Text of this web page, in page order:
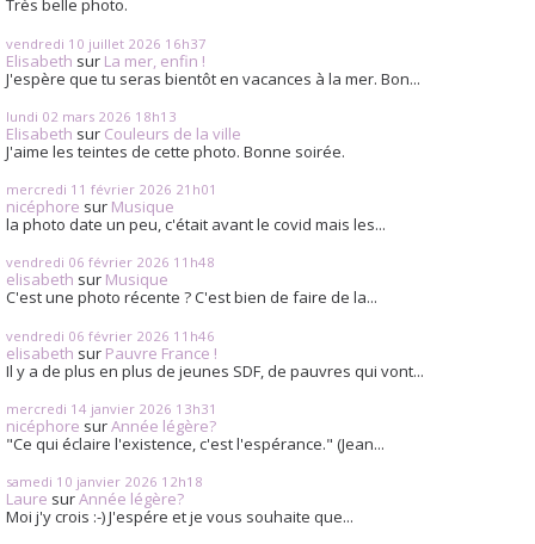
Très belle photo.
vendredi 10 juillet 2026 16h37
Elisabeth sur La mer, enfin !
J'espère que tu seras bientôt en vacances à la mer. Bon...
lundi 02 mars 2026 18h13
Elisabeth sur Couleurs de la ville
J'aime les teintes de cette photo. Bonne soirée.
mercredi 11 février 2026 21h01
nicéphore sur Musique
la photo date un peu, c'était avant le covid mais les...
vendredi 06 février 2026 11h48
elisabeth sur Musique
C'est une photo récente ? C'est bien de faire de la...
vendredi 06 février 2026 11h46
elisabeth sur Pauvre France !
Il y a de plus en plus de jeunes SDF, de pauvres qui vont...
mercredi 14 janvier 2026 13h31
nicéphore surAnnée légère?
"Ce qui éclaire l'existence, c'est l'espérance." (Jean...
samedi 10 janvier 2026 12h18
Laure surAnnée légère?
Moi j'y crois :-) J'espére et je vous souhaite que...